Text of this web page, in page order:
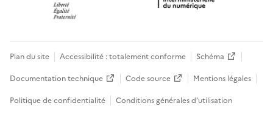
Plan du site Accessibilité : totalement conforme
Schéma
Documentation technique
Code source
Mentions légales
Politique de confidentialité
Conditions générales d’utilisation